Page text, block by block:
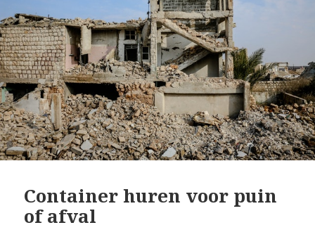
Container huren voor puin
of afval